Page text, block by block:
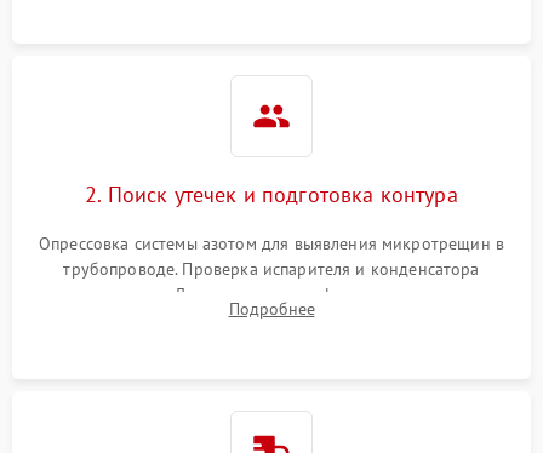
1800 ₽
2. Поиск утечек и подготовка контура
Опрессовка системы азотом для выявления микротрещин в
трубопроводе. Проверка испарителя и конденсатора
течеискателем. Демонтаж старого фильтра-осушителя и
продувка капиллярной трубки для устранения засоров.
Подробнее